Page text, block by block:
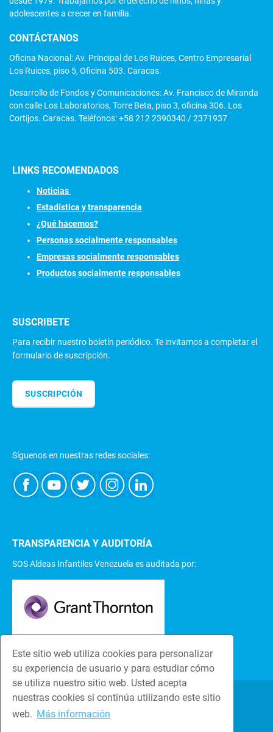
Este sitio web utiliza cookies para personalizar
su experiencia de usuario y para estudiar cómo
se utiliza nuestro sitio web. Usted acepta
nuestras cookies si continúa utilizando este sitio
web. Más información
adolescentes a crecer en familia.
CONTÁCTANOS
Oficina Nacional: Av. Principal de Los Ruices, Centro Empresarial
Los Ruices, piso 5, Oficina 503. Caracas.
Desarrollo de Fondos y Comunicaciones: Av. Francisco de Miranda
con calle Los Laboratorios, Torre Beta, piso 3, oficina 306. Los
Cortijos. Caracas. Teléfonos: +58 212 2390340 / 2371937
LINKS RECOMENDADOS
Noticias
Estadística y transparencia
¿Qué hacemos?
Personas socialmente responsables
Empresas socialmente responsables
Productos socialmente responsables
SUSCRIBETE
Para recibir nuestro boletín periódico. Te invitamos a completar el
formulario de suscripción.
SUSCRIPCIÓN
Síguenos en nuestras redes sociales:
TRANSPARENCIA Y AUDITORÍA
SOS Aldeas Infantiles Venezuela es auditada por:
Una familia hace la
diferencia